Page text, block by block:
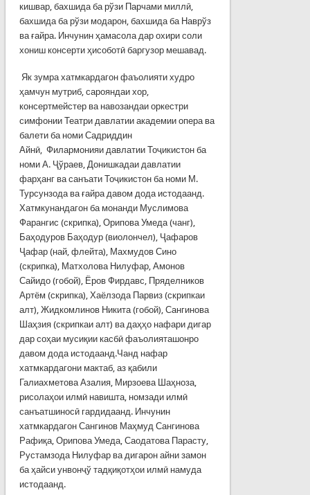
кишвар, бахшида ба рўзи Парчами миллӣ,
бахшида ба рўзи модарон, бахшида ба Наврўз
ва ғайра. Инчунин ҳамасола дар охири соли
хониш консерти ҳисоботӣ баргузор мешавад.
Як зумра хатмкардагон фаъолияти худро
ҳамчун мутриб, сарояндаи хор,
консертмейстер ва навозандаи оркестри
симфонии Театри давлатии академии опера ва
балети ба номи Садриддин
Айнӣ, Филармонияи давлатии Тоҷикистон ба
номи А. Ҷўраев, Донишкадаи давлатии
фарҳанг ва санъати Тоҷикистон ба номи М.
Турсунзода ва ғайра давом дода истодаанд.
Хатмкунандагон ба монанди Муслимова
Фарангис (скрипка), Орипова Умеда (чанг),
Баҳодуров Баҳодур (виолончел), Ҷафаров
Ҷафар (най, флейта), Махмудов Сино
(скрипка), Матхолова Нилуфар, Амонов
Сайидо (гобой), Ёров Фирдавс, Пряделников
Артём (скрипка), Хаёлзода Парвиз (скрипкаи
алт), Жидкомлинов Никита (гобой), Сангинова
Шаҳзия (скрипкаи алт) ва даҳҳо нафари дигар
дар соҳаи мусиқии касбӣ фаъолияташонро
давом дода истодаанд.Чанд нафар
хатмкардагони мактаб, аз қабили
Галиахметова Азалия, Мирзоева Шаҳноза,
рисолаҳои илмӣ навишта, номзади илмӣ
санъатшиносӣ гардидаанд. Инчунин
хатмкардагон Сангинов Маҳмуд Сангинова
Рафиқа, Орипова Умеда, Саодатова Парасту,
Рустамзода Нилуфар ва дигарон айни замон
ба ҳайси унвонҷў тадқиқотҳои илмӣ намуда
истодаанд.